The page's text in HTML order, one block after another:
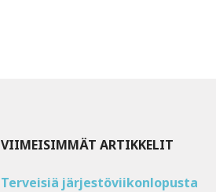
VIIMEISIMMÄT ARTIKKELIT
Terveisiä järjestöviikonlopusta